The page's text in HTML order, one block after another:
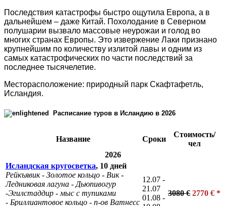
Последствия катастрофы быстро ощутила Европа, а в
дальнейшем – даже Китай. Похолодание в Северном
полушарии вызвало массовые неурожаи и голод во
многих странах Европы. Это извержение Лаки признано
крупнейшим по количеству излитой лавы и одним из
самых катастрофических по части последствий за
последнее тысячелетие.
Месторасположение: природный парк Скафтафетль,
Исландия.
Расписание туров в Исландию в 2026
Название Сроки
Стоимость/
чел
2026
Исландская кругосветка, 10 дней
Рейкъявик - Золотое кольцо - Вик -
Ледниковая лагуна - Дьюпивогур
-Эгилстаддир - мыс с тупиками
- Бриллиантовое кольцо - п-ов Ватнесс
12.07 -
21.07
01.08 -
3080 € 2770 € *